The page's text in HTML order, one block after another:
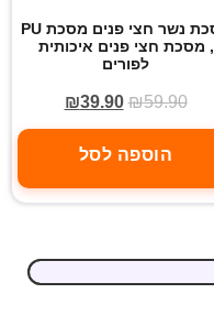
מסכת נשר חצי פנים מסכת PU
, מסכת חצי פנים איכותית
לפורים
₪59.90
₪39.90
הוספה לסל